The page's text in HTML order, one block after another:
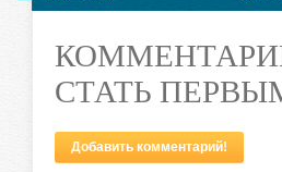
Модульное оригами –
СТАТЬ
Добавить комментарий!